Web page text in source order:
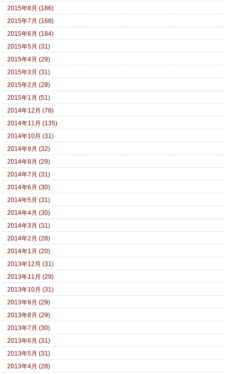
2015年8月 (186)
2015年7月 (168)
2015年6月 (184)
2015年5月 (31)
2015年4月 (29)
2015年3月 (31)
2015年2月 (28)
2015年1月 (51)
2014年12月 (78)
2014年11月 (135)
2014年10月 (31)
2014年9月 (32)
2014年8月 (29)
2014年7月 (31)
2014年6月 (30)
2014年5月 (31)
2014年4月 (30)
2014年3月 (31)
2014年2月 (28)
2014年1月 (20)
2013年12月 (31)
2013年11月 (29)
2013年10月 (31)
2013年9月 (29)
2013年8月 (29)
2013年7月 (30)
2013年6月 (31)
2013年5月 (31)
2013年4月 (28)